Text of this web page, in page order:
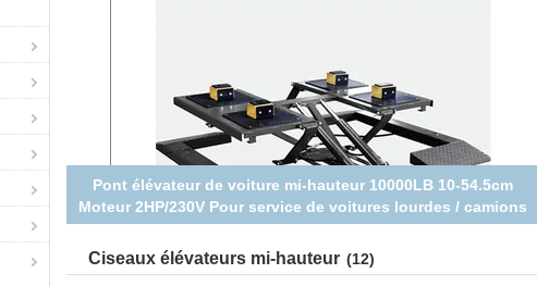
6000LB Portable 13,5-135 cm Serrure de sécurité Ascenseur de
voiture pour voiture / service de camion léger
Ciseaux élévateurs mi-hauteur (12)